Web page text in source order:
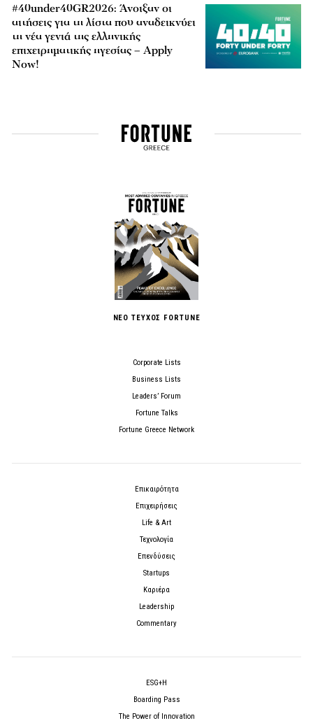
#40under40GR2026: Άνοιξαν οι
αιτήσεις για τη λίστα που αναδεικνύει
τη νέα γενιά της ελληνικής
επιχειρηματικής ηγεσίας – Apply
Now!
ΝΕΟ ΤΕΥΧΟΣ FORTUNE
Corporate Lists
Business Lists
Leaders’ Forum
Fortune Talks
Fortune Greece Network
Επικαιρότητα
Επιχειρήσεις
Life & Art
Τεχνολογία
Επενδύσεις
Startups
Καριέρα
Leadership
Commentary
ESG+H
Boarding Pass
The Power of Innovation